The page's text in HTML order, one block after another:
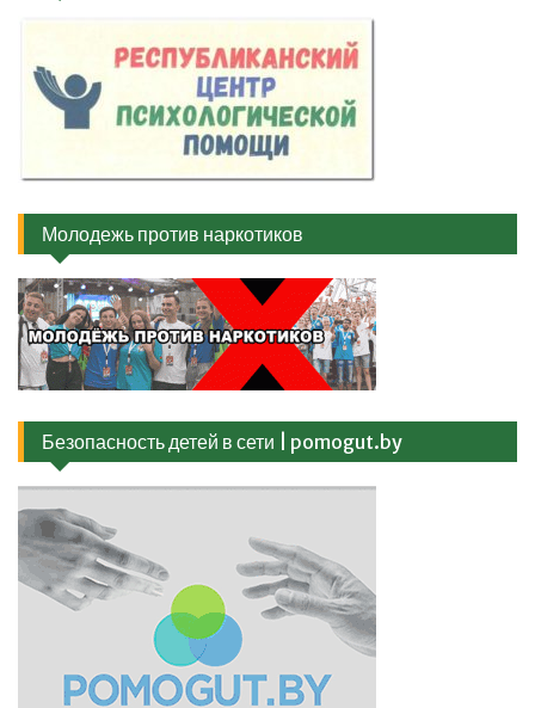
Молодежь против наркотиков
Безопасность детей в сети | pomogut.by